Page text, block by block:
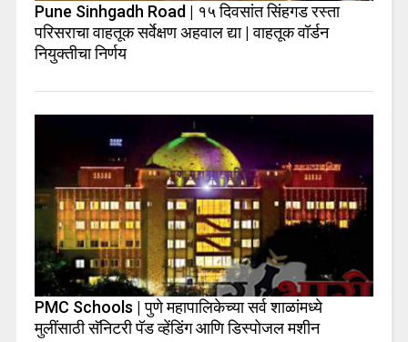
Pune Sinhgadh Road | १५ दिवसांत सिंहगड रस्ता
परिसराचा वाहतूक सर्वेक्षण अहवाल द्या | वाहतूक वॉर्डन
नियुक्तीचा निर्णय
PMC Schools | पुणे महापालिकेच्या सर्व शाळांमध्ये
मुलींसाठी सॅनिटरी पॅड व्हेंडिंग आणि डिस्पोजल मशीन